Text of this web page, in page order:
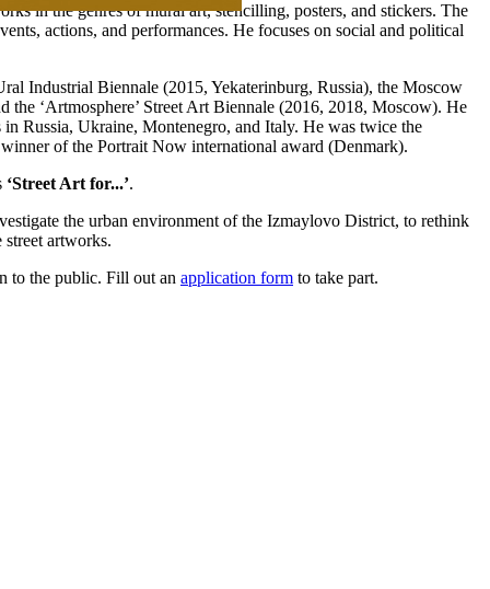
in the genres of mural art, stencilling, posters, and stickers. The
actions, and performances. He focuses on social and political
Industrial Biennale (2015, Yekaterinburg, Russia), the Moscow
the ‘Artmosphere’ Street Art Biennale (2016, 2018, Moscow). He
in Russia, Ukraine, Montenegro, and Italy. He was twice the
of the Portrait Now international award (Denmark).
‘Street Art for...’.
the urban environment of the Izmaylovo District, to rethink
street artworks.
to the public. Fill out an application form to take part.